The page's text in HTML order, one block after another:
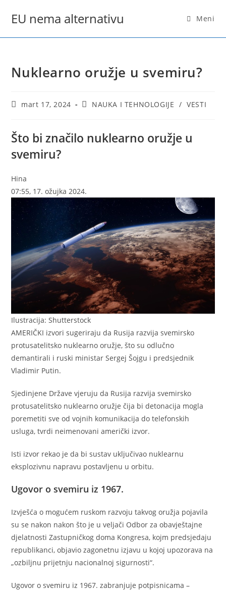
EU nema alternativu Meni
Nuklearno oružje u svemiru?
Postmart 17, 2024
PostNAUKA I TEHNOLOGIJE / VESTI
Što bi značilo nuklearno oružje u
svemiru?
Hina
07:55, 17. ožujka 2024.
Ilustracija: Shutterstock
AMERIČKI izvori sugeriraju da Rusija razvija svemirsko
protusatelitsko nuklearno oružje, što su odlučno
demantirali i ruski ministar Sergej Šojgu i predsjednik
Vladimir Putin.
Sjedinjene Države vjeruju da Rusija razvija svemirsko
protusatelitsko nuklearno oružje čija bi detonacija mogla
poremetiti sve od vojnih komunikacija do telefonskih
usluga, tvrdi neimenovani američki izvor.
Isti izvor rekao je da bi sustav uključivao nuklearnu
eksplozivnu napravu postavljenu u orbitu.
Ugovor o svemiru iz 1967.
Izvješća o mogućem ruskom razvoju takvog oružja pojavila
su se nakon nakon što je u veljači Odbor za obavještajne
djelatnosti Zastupničkog doma Kongresa, kojm predsjedaju
republikanci, objavio zagonetnu izjavu u kojoj upozorava na
„ozbiljnu prijetnju nacionalnoj sigurnosti“.
Ugovor o svemiru iz 1967. zabranjuje potpisnicama –